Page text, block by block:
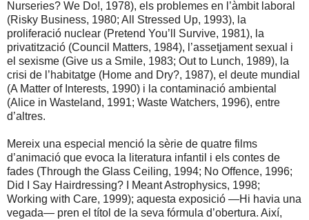
Nurseries? We Do!, 1978), els problemes en l’àmbit laboral
(Risky Business, 1980; All Stressed Up, 1993), la
proliferació nuclear (Pretend You’ll Survive, 1981), la
privatització (Council Matters, 1984), l’assetjament sexual i
el sexisme (Give us a Smile, 1983; Out to Lunch, 1989), la
crisi de l’habitatge (Home and Dry?, 1987), el deute mundial
(A Matter of Interests, 1990) i la contaminació ambiental
(Alice in Wasteland, 1991; Waste Watchers, 1996), entre
d’altres.
Mereix una especial menció la sèrie de quatre films
d’animació que evoca la literatura infantil i els contes de
fades (Through the Glass Ceiling, 1994; No Offence, 1996;
Did I Say Hairdressing? I Meant Astrophysics, 1998;
Working with Care, 1999); aquesta exposició —Hi havia una
vegada— pren el títol de la seva fórmula d’obertura. Així,